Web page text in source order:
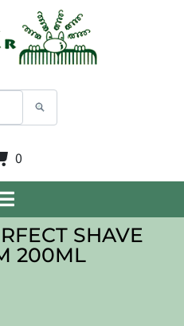
0
SHAVE
200ML